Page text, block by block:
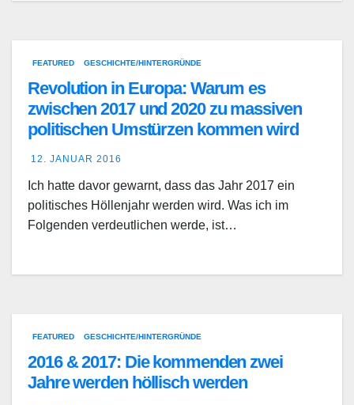
FEATURED GESCHICHTE/HINTERGRÜNDE
Revolution in Europa: Warum es
zwischen 2017 und 2020 zu massiven
politischen Umstürzen kommen wird
12. JANUAR 2016
Ich hatte davor gewarnt, dass das Jahr 2017 ein
politisches Höllenjahr werden wird. Was ich im
Folgenden verdeutlichen werde, ist…
FEATURED GESCHICHTE/HINTERGRÜNDE
2016 & 2017: Die kommenden zwei
Jahre werden höllisch werden